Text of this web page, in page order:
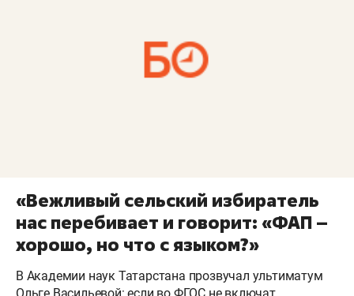
«Вежливый сельский избиратель
нас перебивает и говорит: «ФАП –
хорошо, но что с языком?»
В Академии наук Татарстана прозвучал ультиматум